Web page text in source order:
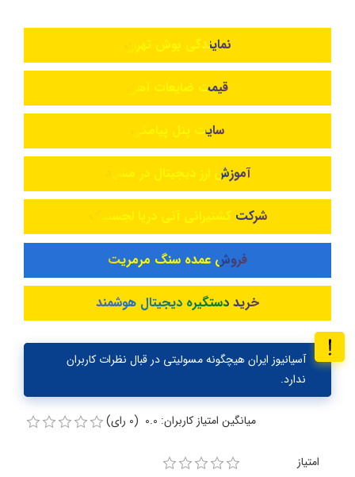
نمایندگی بوش تهران
قیمت ضایعات آهن
سایت پنل پیامکی
آموزش ارز دیجیتال در مشهد
شرکت کشتیرانی آنی دریا لجستیک
فروش عمده سنگ مرمریت
خرید دستگیره دیجیتال هوشمند
آسیانیوز ایران هیچگونه مسولیتی در قبال نظرات کاربران
ندارد.
میانگین امتیاز کاربران: 0.0 (0 رای)
امتیاز